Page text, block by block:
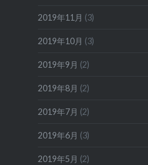
2019年11月 (3)
2019年10月 (3)
2019年9月 (2)
2019年8月 (2)
2019年7月 (2)
2019年6月 (3)
2019年5月 (2)